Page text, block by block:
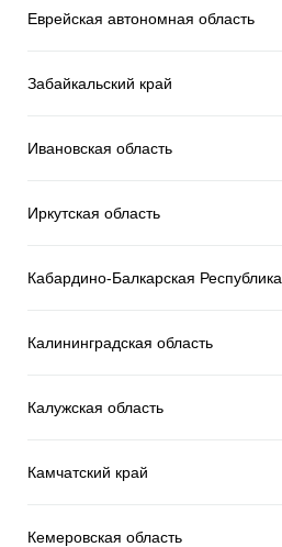
Еврейская автономная область
Забайкальский край
Ивановская область
Иркутская область
Кабардино-Балкарская Республика
Калининградская область
Калужская область
Камчатский край
Кемеровская область